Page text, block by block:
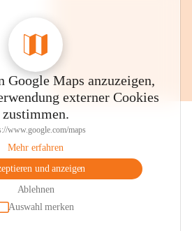
Google Maps anzuzeigen,
externer Cookies
zustimmen.
www.google.com/maps
Mehr erfahren
und anzeigen
Ablehnen
Auswahl merken